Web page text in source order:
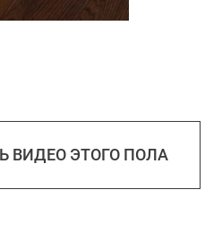
ВИДЕО ЭТОГО ПОЛА